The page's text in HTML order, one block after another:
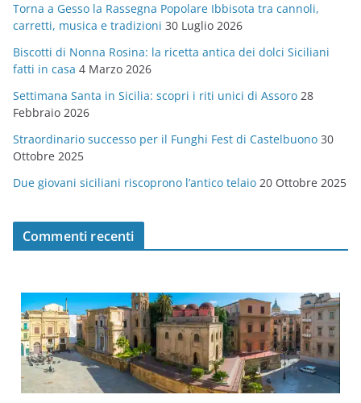
o
r
i
e
Torna a Gesso la Rassegna Popolare Ibbisota tra cannoli,
carretti, musica e tradizioni 30 Luglio 2026
Biscotti di Nonna Rosina: la ricetta antica dei dolci Siciliani
fatti in casa 4 Marzo 2026
Settimana Santa in Sicilia: scopri i riti unici di Assoro 28
Febbraio 2026
Straordinario successo per il Funghi Fest di Castelbuono 30
Ottobre 2025
Due giovani siciliani riscoprono l’antico telaio 20 Ottobre 2025
Commenti recenti